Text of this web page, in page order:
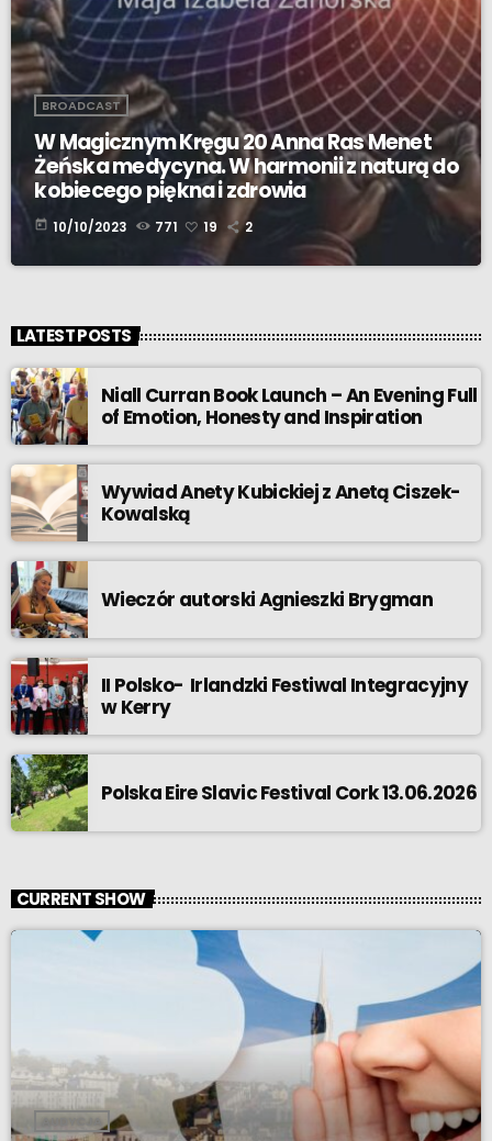
BROADCAST
W Magicznym Kręgu 20 Anna Ras Menet
Żeńska medycyna. W harmonii z naturą do
kobiecego piękna i zdrowia
today 10/10/2023 771 19 2
LATEST POSTS
Niall Curran Book Launch – An Evening Full
of Emotion, Honesty and Inspiration
Wywiad Anety Kubickiej z Anetą Ciszek-
Kowalską
Wieczór autorski Agnieszki Brygman
II Polsko- Irlandzki Festiwal Integracyjny
w Kerry
Polska Eire Slavic Festival Cork 13.06.2026
CURRENT SHOW
AUDYCJA